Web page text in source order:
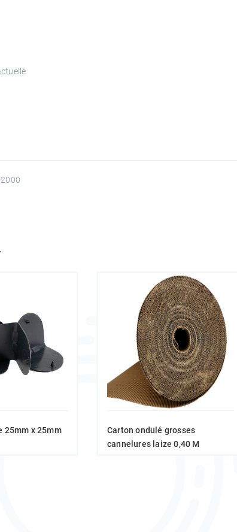
25mm x 25mm
Carton ondulé grosses
cannelures laize 0,40 M